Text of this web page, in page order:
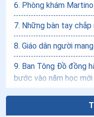
6. Phòng khám
7. Những bàn tay chắp
8. Giáo dân người
9. Ban Tông Đồ đồng
bước vào năm học mới
10.Những nhịp cầu